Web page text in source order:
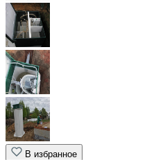
В избранное